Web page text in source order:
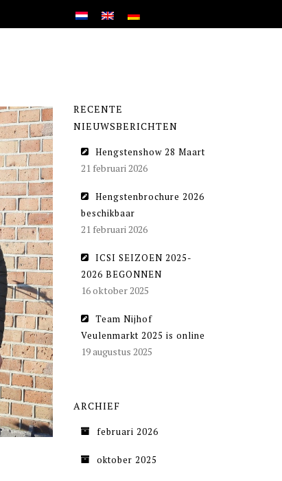
RECENTE
NIEUWSBERICHTEN
Hengstenshow 28 Maart
21 februari 2026
Hengstenbrochure 2026
beschikbaar
21 februari 2026
ICSI SEIZOEN 2025-
2026 BEGONNEN
16 oktober 2025
Team Nijhof
Veulenmarkt 2025 is online
19 augustus 2025
ARCHIEF
februari 2026
oktober 2025